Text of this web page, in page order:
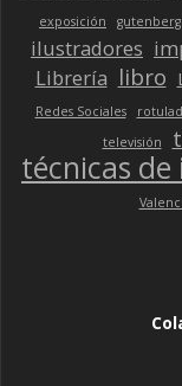
exposición gutenberg
ilustradores
Librería libro
Redes Sociales
televisión
técnicas